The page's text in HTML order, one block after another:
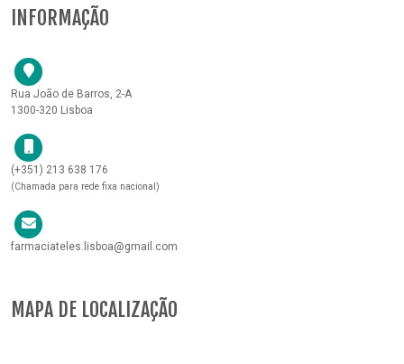
INFORMAÇÃO
Rua João de Barros, 2-A
1300-320 Lisboa
(+351) 213 638 176
(Chamada para rede fixa nacional)
farmaciateles.lisboa@gmail.com
MAPA DE LOCALIZAÇÃO